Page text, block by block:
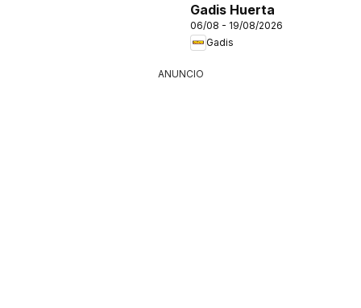
Gadis Huerta
06/08 - 19/08/2026
Gadis
ANUNCIO